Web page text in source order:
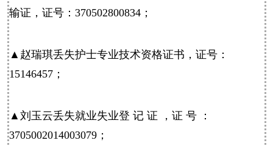
输证，证号：370502800834；
▲赵瑞琪丢失护士专业技术资格证书，证号：
15146457；
▲刘玉云丢失就业失业登 记 证 ，证 号 ：
3705002014003079；